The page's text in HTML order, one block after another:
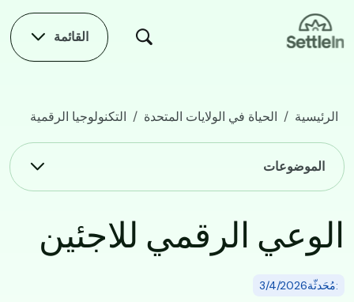
Skip to main content
القائمة
الرئيسية الحياة في الولايات المتحدة التكنولوجيا الرقمية
الوعي الرقمي للاجئين
Main navigation
الموضوعات
الوعي الرقمي للاجئين
:مُحَدثّة3/4/2026